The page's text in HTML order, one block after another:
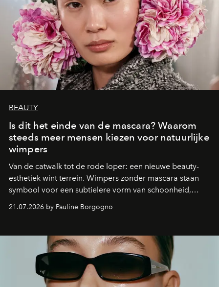
BEAUTY
Is dit het einde van de mascara? Waarom
steeds meer mensen kiezen voor natuurlijke
wimpers
Van de catwalk tot de rode loper: een nieuwe beauty-
esthetiek wint terrein. Wimpers zonder mascara staan
symbool voor een subtielere vorm van schoonheid,
aan make-up.
21.07.2026 by Pauline Borgogno